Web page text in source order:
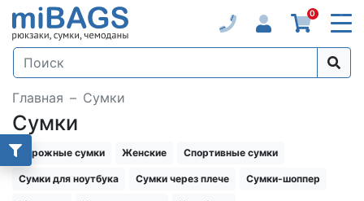
0
Главная Сумки
Сумки
Дорожные сумки Женские Спортивные сумки
Сумки для ноутбука Сумки через плече Сумки-шоппер